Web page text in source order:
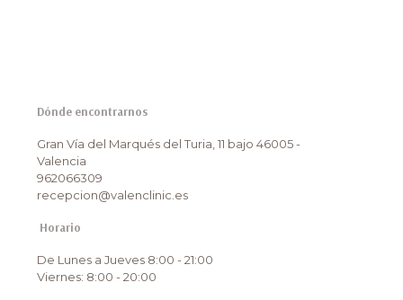
Dónde encontrarnos
Gran Vía del Marqués del Turia, 11 bajo 46005 -
Valencia
962066309
recepcion@valenclinic.es
Horario
De Lunes a Jueves 8:00 - 21:00
Viernes: 8:00 - 20:00